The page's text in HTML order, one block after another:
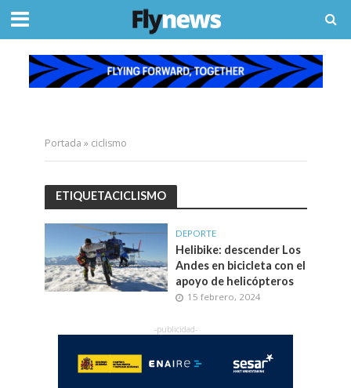
Portada » ciclismo
ETIQUETACICLISMO
DEPORTE
Helibike: descender Los
Andes en bicicleta con el
apoyo de helicópteros
15 febrero, 2024